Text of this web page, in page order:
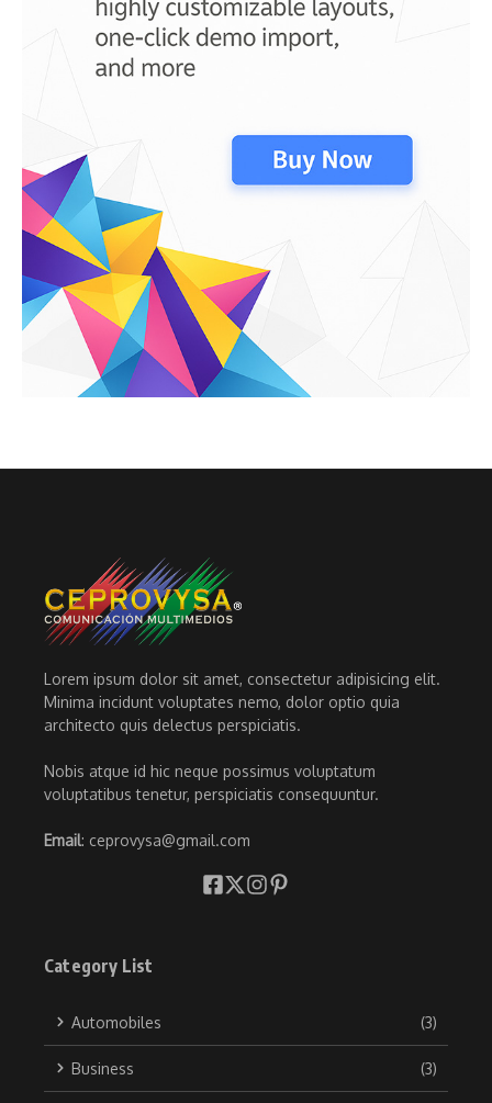
Lorem ipsum dolor sit amet, consectetur adipisicing elit.
Minima incidunt voluptates nemo, dolor optio quia
architecto quis delectus perspiciatis.
Nobis atque id hic neque possimus voluptatum
voluptatibus tenetur, perspiciatis consequuntur.
Email: ceprovysa@gmail.com
Category List
Automobiles (3)
Business (3)